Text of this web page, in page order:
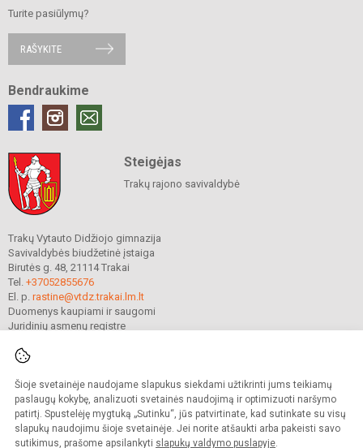
Šioje svetainėje naudojame slapukus siekdami užtikrinti jums teikiamų
paslaugų kokybę, analizuoti svetainės naudojimą ir optimizuoti naršymo
patirtį. Spustelėję mygtuką „Sutinku“, jūs patvirtinate, kad sutinkate su visų
slapukų naudojimu šioje svetainėje. Jei norite atšaukti arba pakeisti savo
sutikimus, prašome apsilankyti slapukų valdymo puslapyje.
Turite pasiūlymų?
RAŠYKITE
Bendraukime
Steigėjas
Trakų rajono savivaldybė
Trakų Vytauto Didžiojo gimnazija
Savivaldybės biudžetinė įstaiga
Birutės g. 48, 21114 Trakai
Tel. +37052855676
El. p. rastine@vtdz.trakai.lm.lt
Duomenys kaupiami ir saugomi
Juridinių asmenų registre
© 2021. Trakų Vytauto Didžiojo gimnazija. Visos teisės saugomos.
Kopijuoti turinį be raštiško gimnazijos sutikimo griežtai draudžiama.
Prieinamumo paraiška Slapukų valdymas